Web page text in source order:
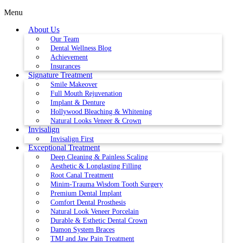
Menu
About Us
Our Team
Dental Wellness Blog
Achievement
Insurances
Signature Treatment
Smile Makeover
Full Mouth Rejuvenation
Implant & Denture
Hollywood Bleaching & Whitening
Natural Looks Veneer & Crown
Invisalign
Invisalign First
Exceptional Treatment
Deep Cleaning & Painless Scaling
Aesthetic & Longlasting Filling
Root Canal Treatment
Minim-Trauma Wisdom Tooth Surgery
Premium Dental Implant
Comfort Dental Prosthesis
Natural Look Veneer Porcelain
Durable & Esthetic Dental Crown
Damon System Braces
TMJ and Jaw Pain Treatment